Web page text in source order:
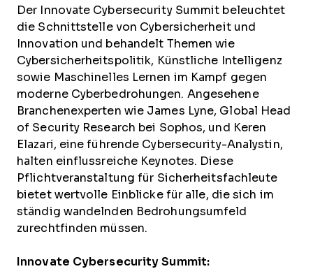
Der Innovate Cybersecurity Summit beleuchtet
die Schnittstelle von Cybersicherheit und
Innovation und behandelt Themen wie
Cybersicherheitspolitik, Künstliche Intelligenz
sowie Maschinelles Lernen im Kampf gegen
moderne Cyberbedrohungen. Angesehene
Branchenexperten wie James Lyne, Global Head
of Security Research bei Sophos, und Keren
Elazari, eine führende Cybersecurity-Analystin,
halten einflussreiche Keynotes. Diese
Pflichtveranstaltung für Sicherheitsfachleute
bietet wertvolle Einblicke für alle, die sich im
ständig wandelnden Bedrohungsumfeld
zurechtfinden müssen.
Innovate Cybersecurity Summit: